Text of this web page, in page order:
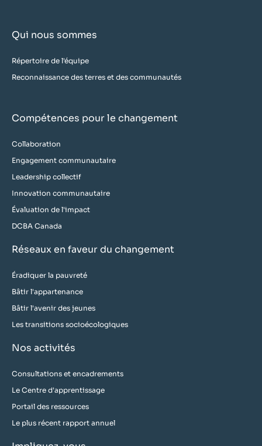
Qui nous sommes
Répertoire de l'équipe
Reconnaissance des terres et des communautés
Compétences pour le changement
Collaboration
Engagement communautaire
Leadership collectif
Innovation communautaire
Évaluation de l'impact
DCBA Canada
Réseaux en faveur du changement
Éradiquer la pauvreté
Bâtir l'appartenance
Bâtir l'avenir des jeunes
Les transitions socioécologiques
Nos activités
Consultations et encadrements
Le Centre d'apprentissage
Portail des ressources
Le plus récent rapport annuel